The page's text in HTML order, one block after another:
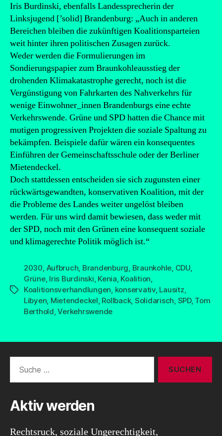
Iris Burdinski, ebenfalls Landessprecherin der
Linksjugend [’solid] Brandenburg: „Auch in anderen
Bereichen bleiben die zukünftigen Koalitionsparteien
weit hinter ihren politischen Zusagen zurück.
Weder werden die Formulierungen im
Sondierungspapier zum Braunkohleausstieg der
drohenden Klimakatastrophe gerecht, noch ist die
Vergünstigung von Fahrkarten des Nahverkehrs für
wenige Einwohner_innen Brandenburgs eine echte
Verkehrswende. Grüne und SPD hatten die Chance mit
mutigen progressiven Projekten die soziale Spaltung zu
bekämpfen. Beispiele dafür wären ein konsequentes
Einführen der Gemeinschaftsschule oder der Berliner
Mietendeckel.
Doch stattdessen entscheiden sie sich zugunsten einer
rückwärtsgewandten, konservativen Koalition, mit der
die Probleme des Landes weiter ungelöst bleiben
werden. Für uns wird damit bewiesen, dass weder mit
der SPD, noch mit den Grünen eine konsequent soziale
und klimagerechte Politik möglich ist.“
Schlagwörter
2030, Aufbruch, Brandenburg, Braunkohle, CDU,
Grüne, Iris Burdinski, Kenia, Koalition,
Koalitionsverhandlungen, konservativ, Lausitz,
Libyen, Mietendeckel, Rollback, Solidarisch, SPD, Tom
Berthold,Verkehrswende
nach:
Aktiv werden
Rechtsruck, soziale Ungerechtigkeit,